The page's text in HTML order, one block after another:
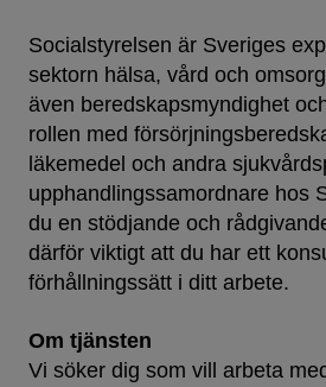
Socialstyrelsen är Sveriges
sektorn hälsa, vård och
även beredskapsmyndighet
rollen med
läkemedel och andra
upphandlingssamordnare hos
du en stödjande och
därför viktigt att du har ett
förhållningssätt i ditt arbete.
Om tjänsten
Vi söker dig som vill arbeta